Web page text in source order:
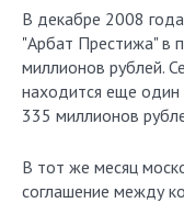
В декабре 2008
"Арбат Престижа" в
миллионов рублей.
находится еще один
335 миллионов
В тот же месяц
соглашение между